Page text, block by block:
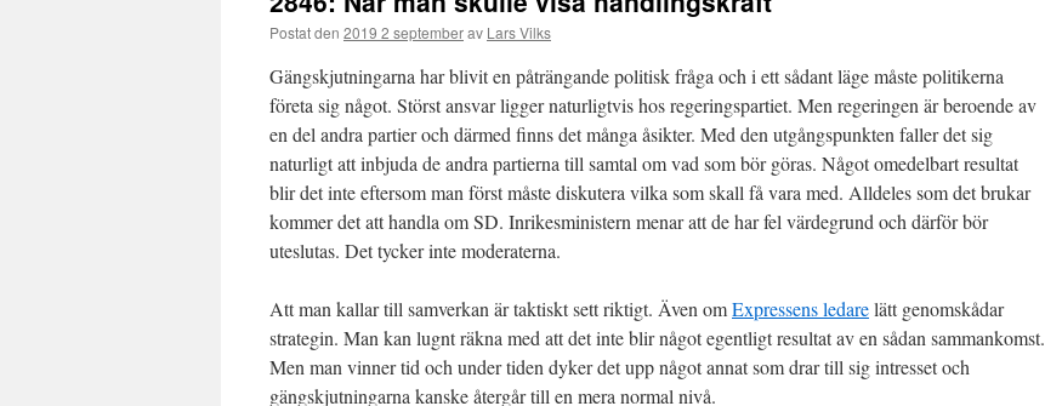
Postat den 2019 2 septemberav Lars Vilks
Gängskjutningarna har blivit en påträngande politisk fråga och i ett sådant läge måste politikerna
företa sig något. Störst ansvar ligger naturligtvis hos regeringspartiet. Men regeringen är beroende av
en del andra partier och därmed finns det många åsikter. Med den utgångspunkten faller det sig
naturligt att inbjuda de andra partierna till samtal om vad som bör göras. Något omedelbart resultat
blir det inte eftersom man först måste diskutera vilka som skall få vara med. Alldeles som det brukar
kommer det att handla om SD. Inrikesministern menar att de har fel värdegrund och därför bör
uteslutas. Det tycker inte moderaterna.
Att man kallar till samverkan är taktiskt sett riktigt. Även omExpressens ledarelätt genomskådar
strategin. Man kan lugnt räkna med att det inte blir något egentligt resultat av en sådan sammankomst.
Men man vinner tid och under tiden dyker det upp något annat som drar till sig intresset och
gängskjutningarna kanske återgår till en mera normal nivå.